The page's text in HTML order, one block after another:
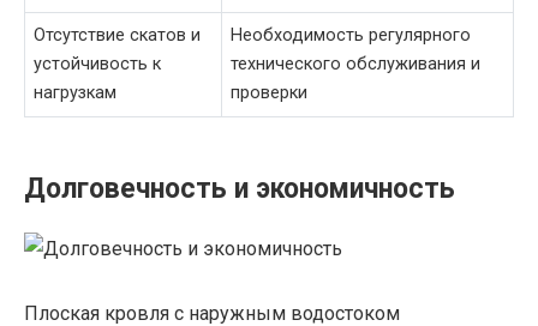
Отсутствие скатов и
устойчивость к
нагрузкам
Необходимость регулярного
технического обслуживания и
проверки
Долговечность и экономичность
Плоская кровля с наружным водостоком